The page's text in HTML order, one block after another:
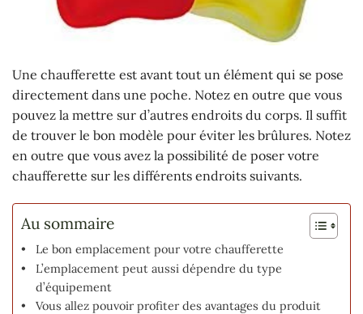
Une chaufferette est avant tout un élément qui se pose
directement dans une poche. Notez en outre que vous
pouvez la mettre sur d’autres endroits du corps. Il suffit
de trouver le bon modèle pour éviter les brûlures. Notez
en outre que vous avez la possibilité de poser votre
chaufferette sur les différents endroits suivants.
Au sommaire
Le bon emplacement pour votre chaufferette
L’emplacement peut aussi dépendre du type
d’équipement
Vous allez pouvoir profiter des avantages du produit